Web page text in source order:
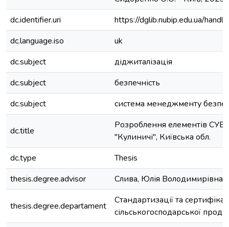
dc.identifier.uri
https://dglib.nubip.edu.ua/
dc.language.iso
uk
dc.subject
діджиталізація
dc.subject
безпечність
dc.subject
система менеджменту
dc.title
Розроблення елементів
"Кулиничі", Київська обл.
dc.type
Thesis
thesis.degree.advisor
Слива, Юлія Володимирівна
thesis.degree.departament
Стандартизації та
сільськогосподарської